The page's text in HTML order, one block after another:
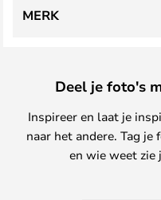
MERK
Deel je foto's
Inspireer en laat je
naar het andere. Tag
en wie weet zie